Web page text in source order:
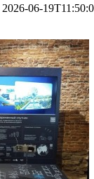
2026-06-